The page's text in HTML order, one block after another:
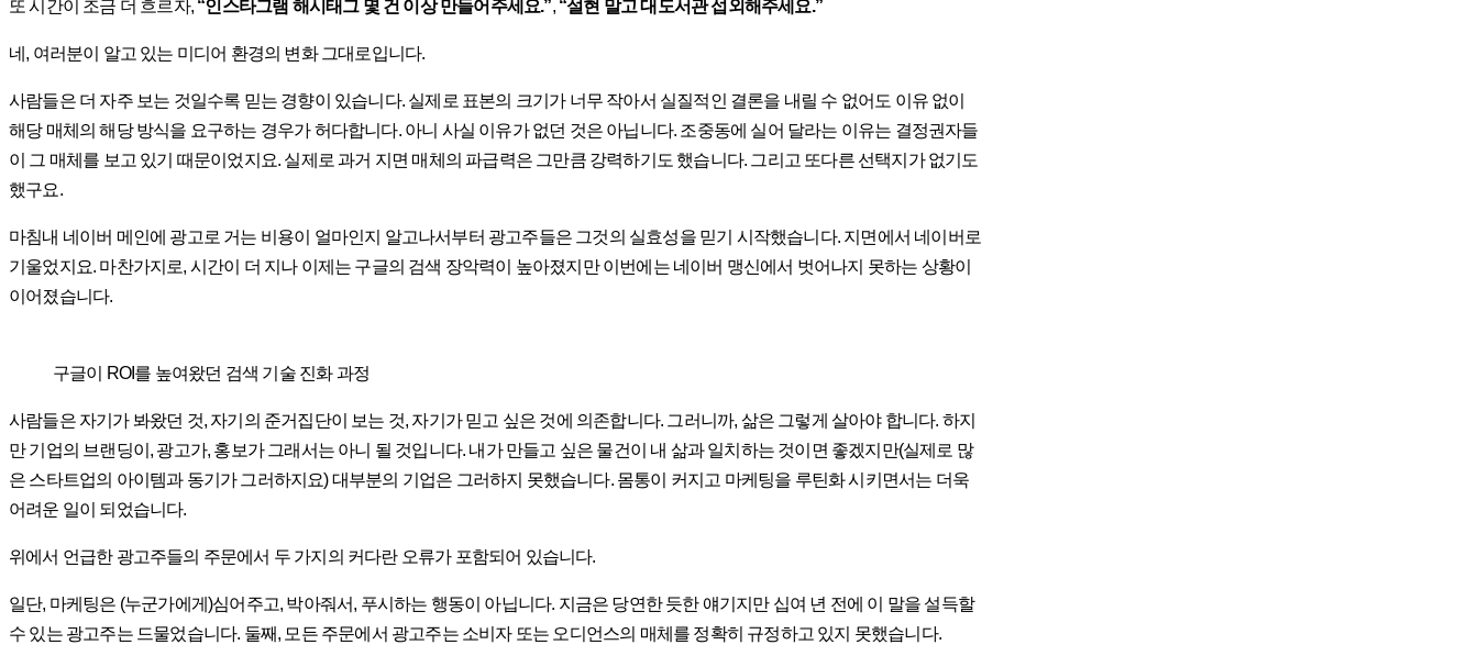
또 시간이 조금 더 흐르자, “인스타그램 해시태그 몇 건 이상 만들어주세요.”, “설현 말고 대도서관 섭외해주세요.”
네, 여러분이 알고 있는 미디어 환경의 변화 그대로입니다.
사람들은 더 자주 보는 것일수록 믿는 경향이 있습니다. 실제로 표본의 크기가 너무 작아서 실질적인 결론을 내릴 수 없어도 이유 없이
해당 매체의 해당 방식을 요구하는 경우가 허다합니다. 아니 사실 이유가 없던 것은 아닙니다. 조중동에 실어 달라는 이유는 결정권자들
이 그 매체를 보고 있기 때문이었지요. 실제로 과거 지면 매체의 파급력은 그만큼 강력하기도 했습니다. 그리고 또다른 선택지가 없기도
했구요.
마침내 네이버 메인에 광고로 거는 비용이 얼마인지 알고나서부터 광고주들은 그것의 실효성을 믿기 시작했습니다. 지면에서 네이버로
기울었지요. 마찬가지로, 시간이 더 지나 이제는 구글의 검색 장악력이 높아졌지만 이번에는 네이버 맹신에서 벗어나지 못하는 상황이
이어졌습니다.
구글이 ROI를 높여왔던 검색 기술 진화 과정
사람들은 자기가 봐왔던 것, 자기의 준거집단이 보는 것, 자기가 믿고 싶은 것에 의존합니다. 그러니까, 삶은 그렇게 살아야 합니다. 하지
만 기업의 브랜딩이, 광고가, 홍보가 그래서는 아니 될 것입니다. 내가 만들고 싶은 물건이 내 삶과 일치하는 것이면 좋겠지만(실제로 많
은 스타트업의 아이템과 동기가 그러하지요) 대부분의 기업은 그러하지 못했습니다. 몸통이 커지고 마케팅을 루틴화 시키면서는 더욱
어려운 일이 되었습니다.
위에서 언급한 광고주들의 주문에서 두 가지의 커다란 오류가 포함되어 있습니다.
일단, 마케팅은 (누군가에게)심어주고, 박아줘서, 푸시하는 행동이 아닙니다. 지금은 당연한 듯한 얘기지만 십여 년 전에 이 말을 설득할
수 있는 광고주는 드물었습니다. 둘째, 모든 주문에서 광고주는 소비자 또는 오디언스의 매체를 정확히 규정하고 있지 못했습니다.